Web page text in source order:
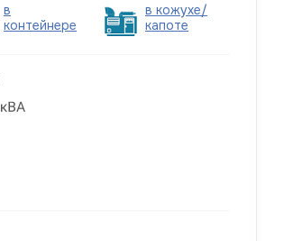
в
контейнере
в кожухе/
капоте